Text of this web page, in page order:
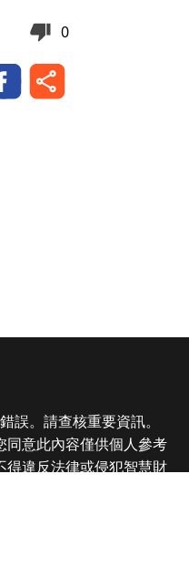
0
誤。請查核重要資訊。
意此內容僅供個人參考
得違反法律或侵犯智慧財